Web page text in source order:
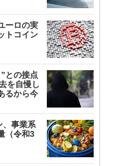
ーロの実
トコイン
との接点
を自慢し
るから今
、事業系
（令和3